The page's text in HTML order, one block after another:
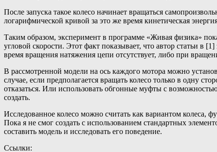
После запуска такое колесо начинает вращаться
логарифмической кривой за это же время кинетическая
Таким образом, эксперимент в программе «Живая физика»
угловой скорости. Этот факт показывает, что автор статьи в
время вращения натяжения цепи отсутствует, либо при
В рассмотренной модели на ось каждого мотора можно
случае, если предполагается вращать колесо только в одну
отказаться. Или использовать обгонные муфты с
создать.
Исследованное колесо можно считать как вариантом
Пока я не смог создать с использованием стандартных
составить модель и исследовать его поведение.
Ссылки: